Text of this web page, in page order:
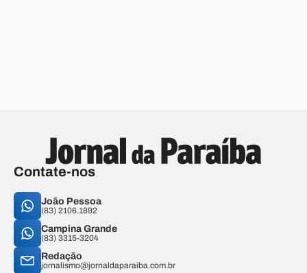
Contate-nos
João Pessoa
(83) 2106.1892
Campina Grande
(83) 3315-3204
Redação
jornalismo@jornaldaparaiba.com.br